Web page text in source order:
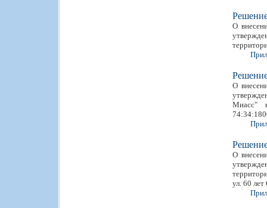
О
О
Миасс"
О
ул. 60 лет